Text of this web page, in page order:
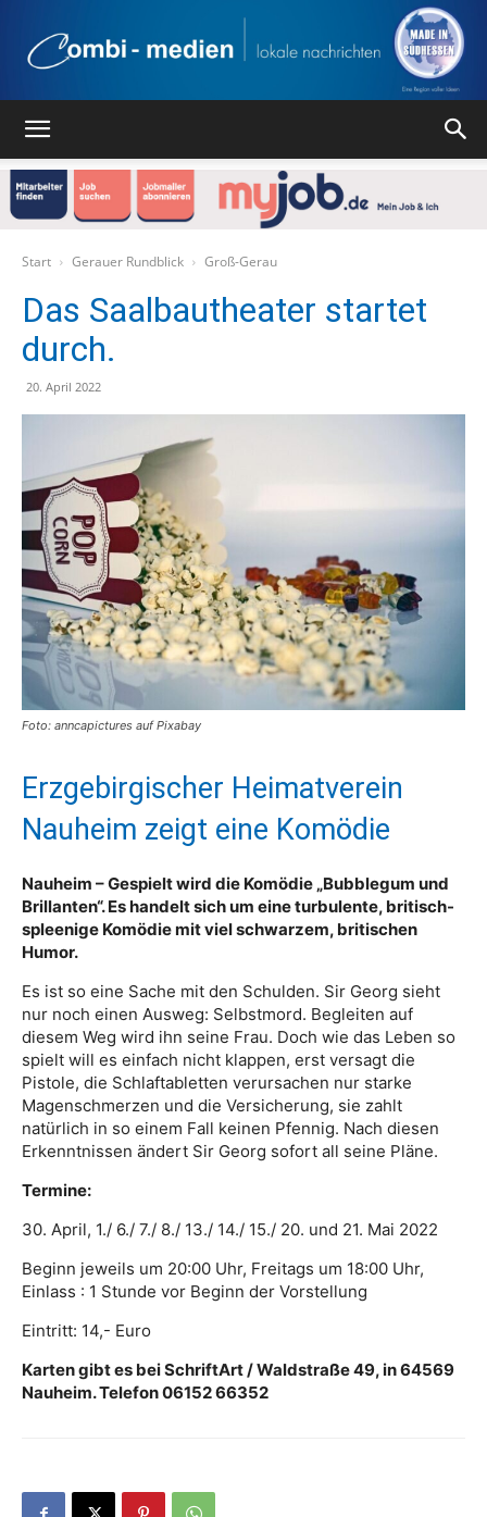
Start Gerauer Rundblick Groß-Gerau
Das Saalbautheater startet
durch.
20. April 2022
Foto: anncapictures auf Pixabay
Erzgebirgischer Heimatverein
Nauheim zeigt eine Komödie
Nauheim – Gespielt wird die Komödie „Bubblegum und
Brillanten“. Es handelt sich um eine turbulente, britisch-
spleenige Komödie mit viel schwarzem, britischen
Humor.
Es ist so eine Sache mit den Schulden. Sir Georg sieht
nur noch einen Ausweg: Selbstmord. Begleiten auf
diesem Weg wird ihn seine Frau. Doch wie das Leben so
spielt will es einfach nicht klappen, erst versagt die
Pistole, die Schlaftabletten verursachen nur starke
Magenschmerzen und die Versicherung, sie zahlt
natürlich in so einem Fall keinen Pfennig. Nach diesen
Erkenntnissen ändert Sir Georg sofort all seine Pläne.
Termine:
30. April, 1./ 6./ 7./ 8./ 13./ 14./ 15./ 20. und 21. Mai 2022
Beginn jeweils um 20:00 Uhr, Freitags um 18:00 Uhr,
Einlass : 1 Stunde vor Beginn der Vorstellung
Eintritt: 14,- Euro
Karten gibt es bei SchriftArt / Waldstraße 49, in 64569
Nauheim.Telefon 06152 66352